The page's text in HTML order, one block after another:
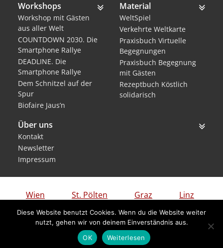
Workshops
Workshop mit Gästen
aus aller Welt
COUNTDOWN 2030. Die
Smartphone Rallye
DEADLINE. Die
Smartphone Rallye
Dem Schnitzel auf der
Spur
Biofaire Jaus’n
Material
WeltSpiel
Verkehrte Weltkarte
Praxisbuch Virtuelle
Begegnungen
Praxisbuch Begegnung
mit Gästen
Rezeptbuch Köstlich
solidarisch
Über uns
Kontakt
Newsletter
Impressum
Wien St. Pölten Graz
Linz
Klagenfurt
Innsbruck Feldkirch
Diese Website benutzt Cookies. Wenn du die Website weiter
nutzt, gehen wir von deinem Einverständnis aus.
OK
Weiterlesen